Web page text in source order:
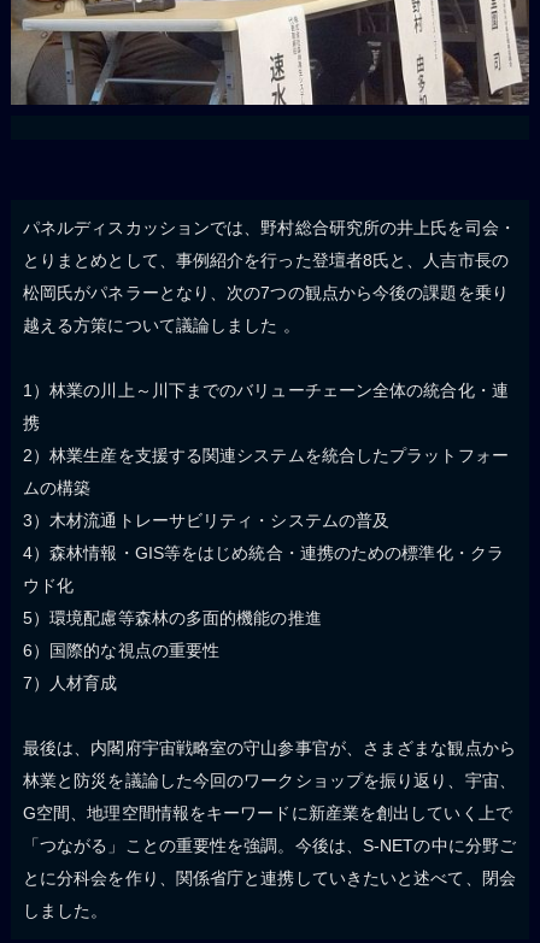
パネルディスカッションでは、野村総合研究所の井上氏を司会・
とりまとめとして、事例紹介を行った登壇者8氏と、人吉市長の
松岡氏がパネラーとなり、次の7つの観点から今後の課題を乗り
越える方策について議論しました 。
1）林業の川上～川下までのバリューチェーン全体の統合化・連
携
2）林業生産を支援する関連システムを統合したプラットフォー
ムの構築
3）木材流通トレーサビリティ・システムの普及
4）森林情報・GIS等をはじめ統合・連携のための標準化・クラ
ウド化
5）環境配慮等森林の多面的機能の推進
6）国際的な視点の重要性
7）人材育成
最後は、内閣府宇宙戦略室の守山参事官が、さまざまな観点から
林業と防災を議論した今回のワークショップを振り返り、宇宙、
G空間、地理空間情報をキーワードに新産業を創出していく上で
「つながる」ことの重要性を強調。今後は、S-NETの中に分野ご
とに分科会を作り、関係省庁と連携していきたいと述べて、閉会
しました。